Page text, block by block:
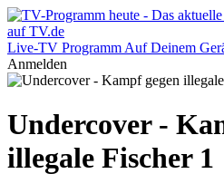
Live-TV Programm Auf Deinem
Anmelden
Undercover -
illegale Fischer 1